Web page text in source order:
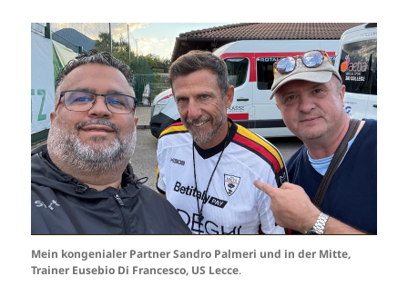
Mein kongenialer Partner Sandro Palmeri und in der Mitte,
Trainer Eusebio Di Francesco, US Lecce.